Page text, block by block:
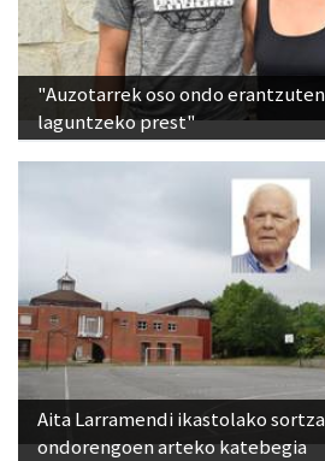
"Auzotarrek oso ondo
laguntzeko prest"
Aita Larramendi ikastolako
ondorengoen arteko katebegia